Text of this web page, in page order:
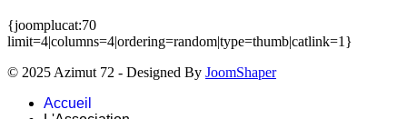
{joomplucat:70
limit=4|columns=4|ordering=random|type=thumb|catlink=1}
© 2025 Azimut 72 - Designed By JoomShaper
Accueil